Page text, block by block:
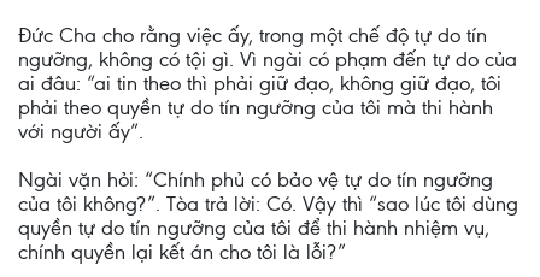
Đức Cha cho rằng việc ấy, trong một chế độ tự do tín
ngưỡng, không có tội gì. Vì ngài có phạm đến tự do của
ai đâu: “ai tin theo thì phải giữ đạo, không giữ đạo, tôi
phải theo quyền tự do tín ngưỡng của tôi mà thi hành
với người ấy”.
Ngài vặn hỏi: “Chính phủ có bảo vệ tự do tín ngưỡng
của tôi không?”. Tòa trả lời: Có. Vậy thì “sao lúc tôi dùng
quyền tự do tín ngưỡng của tôi để thi hành nhiệm vụ,
chính quyền lại kết án cho tôi là lỗi?”